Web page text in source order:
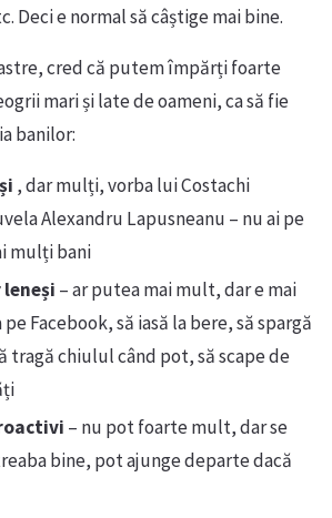
Deci e normal să câștige mai bine.
cred că putem împărți foarte
mari și late de oameni, ca să fie
banilor:
, dar mulți, vorba lui Costachi
Alexandru Lapusneanu – nu ai pe
mulți bani
– ar putea mai mult, dar e mai
Facebook, să iasă la bere, să spargă
tragă chiulul când pot, să scape de
– nu pot foarte mult, dar se
bine, pot ajunge departe dacă